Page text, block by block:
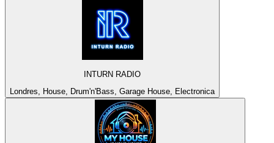
INTURN RADIO
Londres, House, Drum'n'Bass, Garage House, Electronica